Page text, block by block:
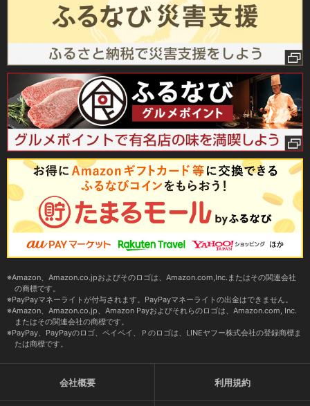
Amazon、Amazon.co.jpおよびそのロゴは、Amazon.com,Inc.またはその関連会社
の商標です。
PayPayマネーライトが付与されます。PayPayマネーライトの出金はできません。
Amazon、Amazon.co.jp、Amazon Payおよびそれらのロゴは、Amazon.com, Inc.
またはその関連会社の商標です。
PayPay、PayPayのロゴ、ペイペイ、Ｐのロゴは、LINEヤフー株式会社の登録商標ま
たは商標です。
会社概要 利用規約